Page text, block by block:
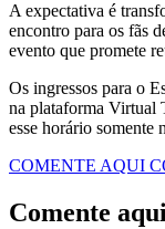
A expectativa é
encontro para os fãs
evento que promete
​Os ingressos para o
na plataforma Virtual
esse horário somente
COMENTE AQUI
Comente